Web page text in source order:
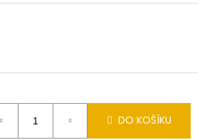
DO KOŠÍKU